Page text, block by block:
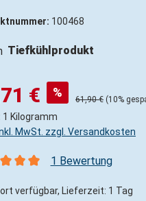
100468
Tiefkühlprodukt
€ % 61,90 € (10%
1 Kilogramm
MwSt. zzgl. Versandkosten
1 Bewertung
verfügbar, Lieferzeit: 1 Tag